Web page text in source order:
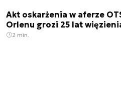
Akt oskarżenia w aferze
Orlenu grozi 25 lat
2 min.